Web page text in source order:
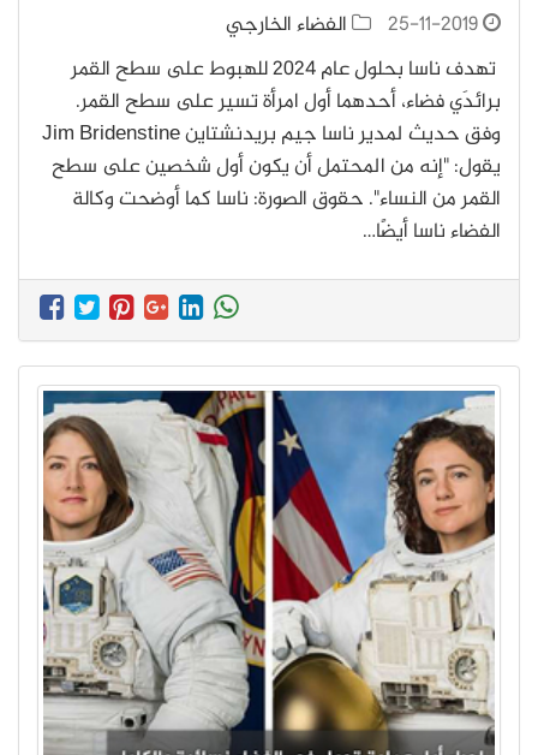
25-11-2019
الفضاء الخارجي
تهدف ناسا بحلول عام 2024 للهبوط على سطح القمر
برائدَي فضاء، أحدهما أول امرأة تسير على سطح القمر.
وفق حديث لمدير ناسا جيم بريدنشتاين Jim Bridenstine
يقول: "إنه من المحتمل أن يكون أول شخصين على سطح
القمر من النساء". حقوق الصورة: ناسا كما أوضحت وكالة
الفضاء ناسا أيضًا…